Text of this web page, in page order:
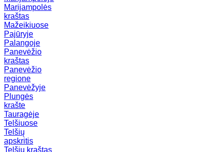
Marijampolės
kraštas
Mažeikiuose
Pajūryje
Palangoje
Panevėžio
kraštas
Panevėžio
regione
Panevėžyje
Plungės
krašte
Tauragėje
Telšiuose
Telšių
apskritis
Telšių kraštas